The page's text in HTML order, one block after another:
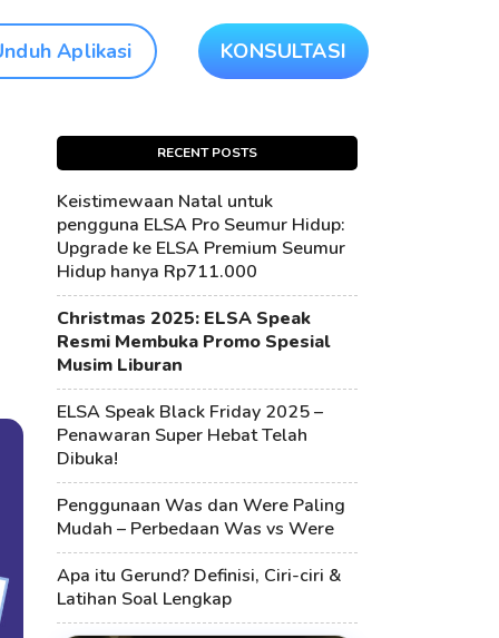
Aplikasi KONSULTASI
RECENT POSTS
Keistimewaan Natal untuk
pengguna ELSA Pro Seumur Hidup:
Upgrade ke ELSA Premium Seumur
Hidup hanya Rp711.000
Christmas 2025: ELSA Speak
Resmi Membuka Promo Spesial
Musim Liburan
ELSA Speak Black Friday 2025 –
Penawaran Super Hebat Telah
Dibuka!
Penggunaan Was dan Were Paling
Mudah – Perbedaan Was vs Were
Apa itu Gerund? Definisi, Ciri-ciri &
Latihan Soal Lengkap